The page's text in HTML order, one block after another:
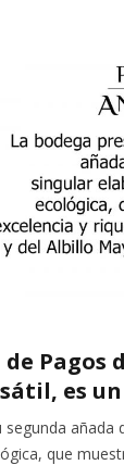
de Pagos
es
añada
que